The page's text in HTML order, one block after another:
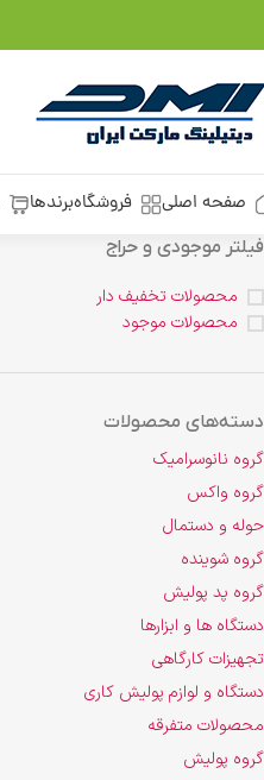
صفحه اصلی فروشگاهبرندها
فیلتر موجودی و حراج
محصولات تخفیف دار
محصولات موجود
دسته‌های محصولات
گروه نانوسرامیک
گروه واکس
حوله و دستمال
گروه شوینده
گروه پد پولیش
دستگاه ها و ابزارها
تجهیزات کارگاهی
دستگاه و لوازم پولیش کاری
محصولات متفرقه
گروه پولیش